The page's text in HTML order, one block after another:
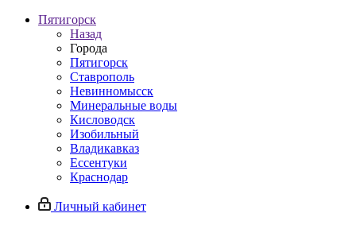
Пятигорск
Назад
Города
Пятигорск
Ставрополь
Невинномысск
Минеральные воды
Кисловодск
Изобильный
Владикавказ
Ессентуки
Краснодар
Личный кабинет